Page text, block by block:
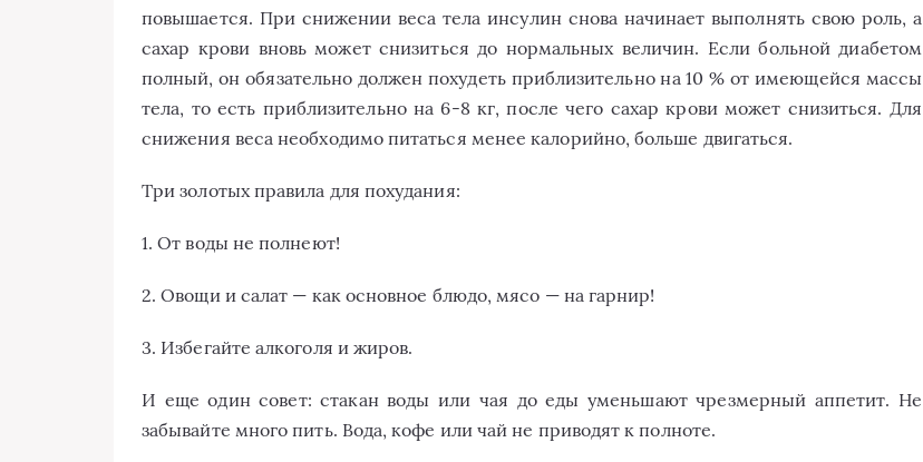
повышается. При снижении веса тела инсулин снова начинает выполнять свою роль, а
сахар крови вновь может снизиться до нормальных величин. Если больной диабетом
полный, он обязательно должен похудеть приблизительно на 10 % от имеющейся массы
тела, то есть приблизительно на 6-8 кг, после чего сахар крови может снизиться. Для
снижения веса необходимо питаться менее калорийно, больше двигаться.
Три золотых правила для похудания:
1. От воды не полнеют!
2. Овощи и салат — как основное блюдо, мясо — на гарнир!
3. Избегайте алкоголя и жиров.
И еще один совет: стакан воды или чая до еды уменьшают чрезмерный аппетит. Не
забывайте много пить. Вода, кофе или чай не приводят к полноте.